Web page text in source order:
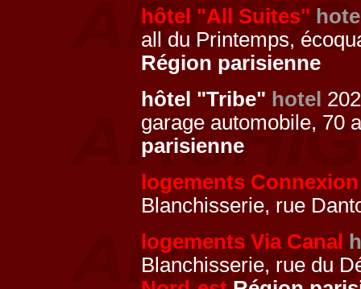
hôtel "All Suites"
all du Printemps,
Région parisienne
hôtel "Tribe" hotel
garage automobile, 70
parisienne
logements Connexion
Blanchisserie, rue
logements Via Canal
Blanchisserie, rue du